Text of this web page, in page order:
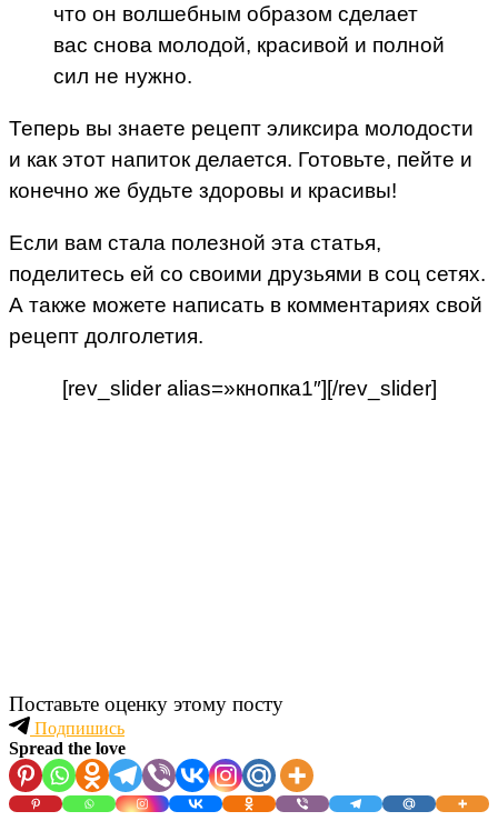
что он волшебным образом сделает
вас снова молодой, красивой и полной
сил не нужно.
Теперь вы знаете рецепт эликсира молодости
и как этот напиток делается. Готовьте, пейте и
конечно же будьте здоровы и красивы!
Если вам стала полезной эта статья,
поделитесь ей со своими друзьями в соц сетях.
А также можете написать в комментариях свой
рецепт долголетия.
[rev_slider alias=»кнопка1″][/rev_slider]
Поставьте оценку этому посту
Подпишись
Spread the love